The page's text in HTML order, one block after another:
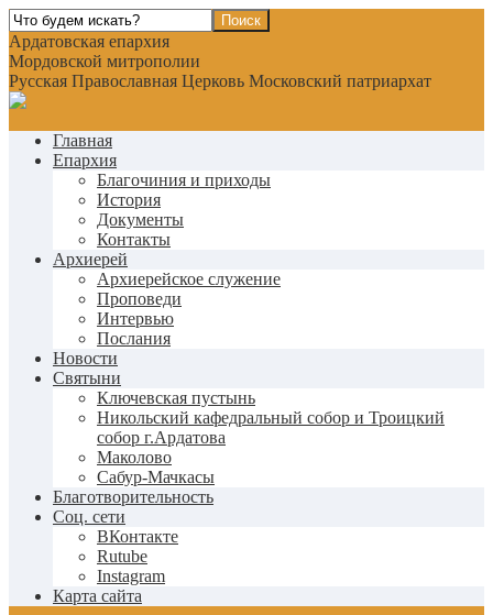
Ардатовская епархия
Мордовской митрополии
Русская Православная Церковь Московский патриархат
Главная
Епархия
Благочиния и приходы
История
Документы
Контакты
Архиерей
Архиерейское служение
Проповеди
Интервью
Послания
Новости
Святыни
Ключевская пустынь
Никольский кафедральный собор и Троицкий
собор г.Ардатова
Маколово
Сабур-Мачкасы
Благотворительность
Соц. сети
ВКонтакте
Rutube
Instagram
Карта сайта